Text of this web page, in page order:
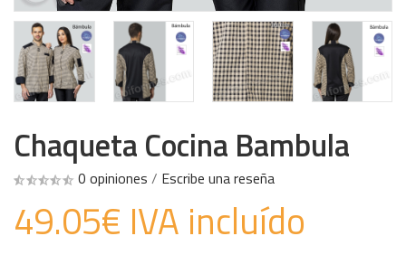
Chaqueta Cocina Bambula
0 opiniones / Escribe una reseña
49.05€ IVA incluído